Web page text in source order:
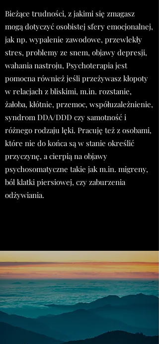
Bieżące trudności, z jakimi się zmagasz
mogą dotyczyć osobistej sfery emocjonalnej,
jak np. wypalenie zawodowe, przewlekły
stres, problemy ze snem, objawy depresji,
wahania nastroju, Psychoterapia jest
pomocna również jeśli przeżywasz kłopoty
w relacjach z bliskimi, m.in. rozstanie,
żałoba, kłótnie, przemoc, współuzależnienie,
syndrom DDA/DDD czy samotność i
różnego rodzaju lęki. Pracuję też z osobami,
które nie do końca są w stanie określić
przyczynę, a cierpią na objawy
psychosomatyczne takie jak m.in. migreny,
ból klatki piersiowej, czy zaburzenia
odżywiania.